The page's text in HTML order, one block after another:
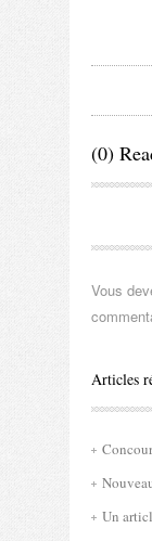
(0)
Vous
Articles
Un